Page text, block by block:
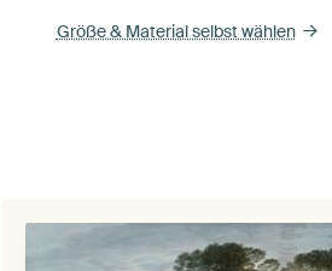
Größe & Material selbst wählen